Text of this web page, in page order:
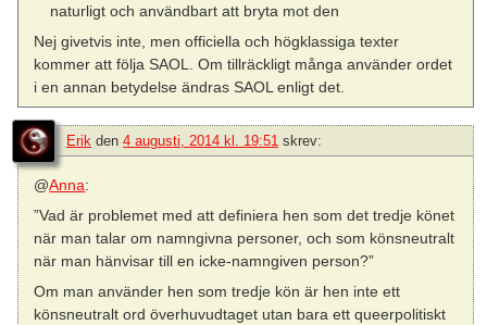
naturligt och användbart att bryta mot den
Nej givetvis inte, men officiella och högklassiga texter
kommer att följa SAOL. Om tillräckligt många använder ordet
i en annan betydelse ändras SAOL enligt det.
Erik den 4 augusti, 2014 kl. 19:51 skrev:
@Anna:
”Vad är problemet med att definiera hen som det tredje könet
när man talar om namngivna personer, och som könsneutralt
när man hänvisar till en icke-namngiven person?”
Om man använder hen som tredje kön är hen inte ett
könsneutralt ord överhuvudtaget utan bara ett queerpolitiskt